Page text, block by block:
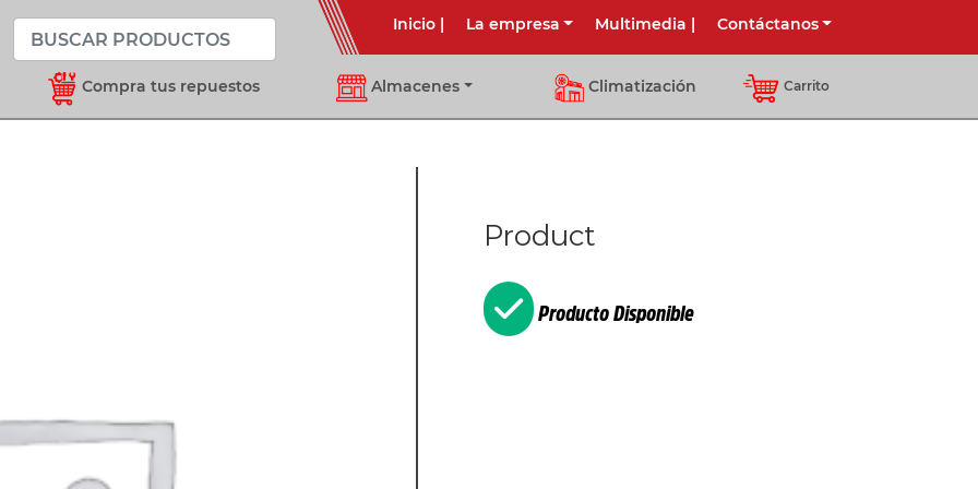
Inicio| La empresa Multimedia | Contáctanos
Compra tus repuestos Almacenes Climatización Carrito
Product
Producto Disponible